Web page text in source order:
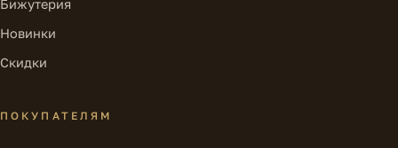
Бижутерия
Новинки
Скидки
ПОКУПАТЕЛЯМ